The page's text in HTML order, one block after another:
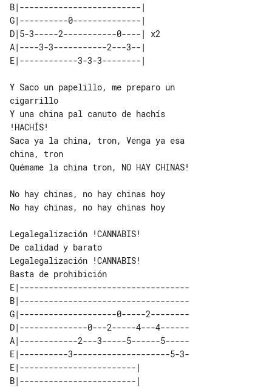
B|-------------------------|
G|----------0--------------|
D|5-3-----2-----------0----| x2
A|----3-3-----------2---3--|
Y Saco un papelillo, me preparo un
cigarrillo
Y una china pal canuto de hachís
!HACHÍS!
Saca ya la china, tron, Venga ya esa
china, tron
Quémame la china tron, NO HAY CHINAS!
No hay chinas, no hay chinas hoy
No hay chinas, no hay chinas hoy
Legalegalización !CANNABIS!
De calidad y barato
Legalegalización !CANNABIS!
E|-----------------------------------
B|-----------------------------------
G|--------------------0-----2--------
D|--------------0---2-----4---4------
A|------------2---3-----5------5-----
E|----------3--------------------5-3-
E|------------------------|
B|------------------------|